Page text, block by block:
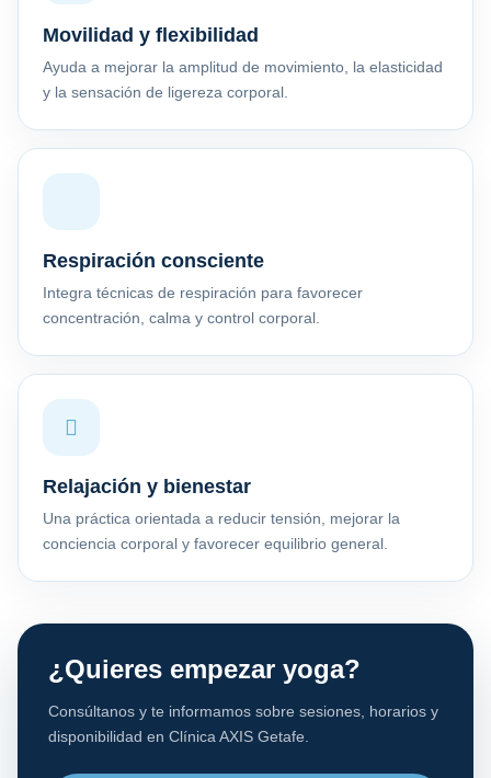
Movilidad y flexibilidad
Ayuda a mejorar la amplitud de movimiento, la elasticidad
y la sensación de ligereza corporal.
Respiración consciente
Integra técnicas de respiración para favorecer
concentración, calma y control corporal.
Relajación y bienestar
Una práctica orientada a reducir tensión, mejorar la
conciencia corporal y favorecer equilibrio general.
¿Quieres empezar yoga?
Consúltanos y te informamos sobre sesiones, horarios y
disponibilidad en Clínica AXIS Getafe.